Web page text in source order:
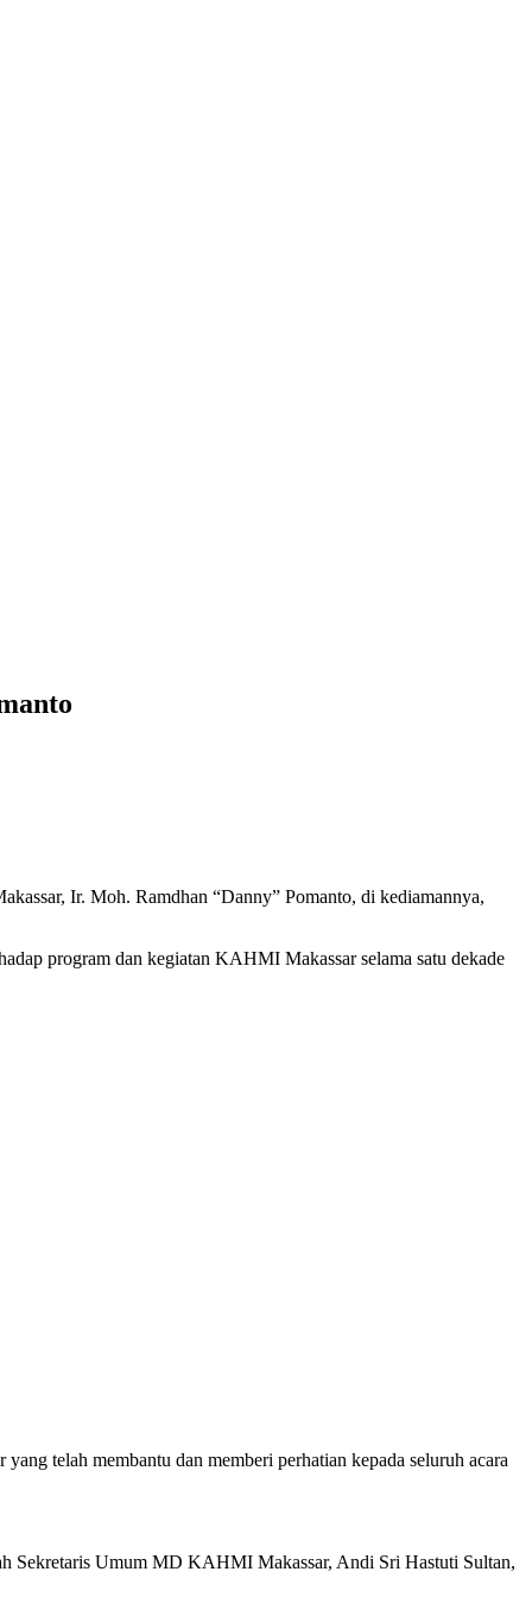
Ir. Moh. Ramdhan “Danny” Pomanto, di kediamannya,
program dan kegiatan KAHMI Makassar selama satu dekade
telah membantu dan memberi perhatian kepada seluruh acara
Sekretaris Umum MD KAHMI Makassar, Andi Sri Hastuti Sultan,